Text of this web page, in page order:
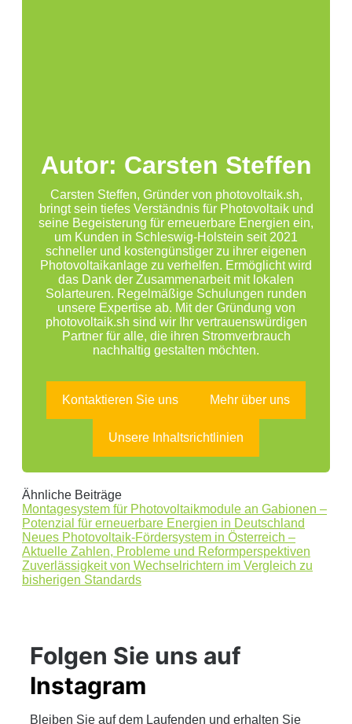
Autor: Carsten Steffen
Carsten Steffen, Gründer von photovoltaik.sh,
bringt sein tiefes Verständnis für Photovoltaik und
seine Begeisterung für erneuerbare Energien ein,
um Kunden in Schleswig-Holstein seit 2021
schneller und kostengünstiger zu ihrer eigenen
Photovoltaikanlage zu verhelfen. Ermöglicht wird
das Dank der Zusammenarbeit mit lokalen
Solarteuren. Regelmäßige Schulungen runden
unsere Expertise ab. Mit der Gründung von
photovoltaik.sh sind wir Ihr vertrauenswürdigen
Partner für alle, die ihren Stromverbrauch
nachhaltig gestalten möchten.
Kontaktieren Sie uns Mehr über uns
Unsere Inhaltsrichtlinien
Ähnliche Beiträge
Montagesystem für Photovoltaikmodule an Gabionen –
Potenzial für erneuerbare Energien in Deutschland
Neues Photovoltaik-Fördersystem in Österreich –
Aktuelle Zahlen, Probleme und Reformperspektiven
Zuverlässigkeit von Wechselrichtern im Vergleich zu
bisherigen Standards
Folgen Sie uns auf
Instagram
Bleiben Sie auf dem Laufenden und erhalten Sie